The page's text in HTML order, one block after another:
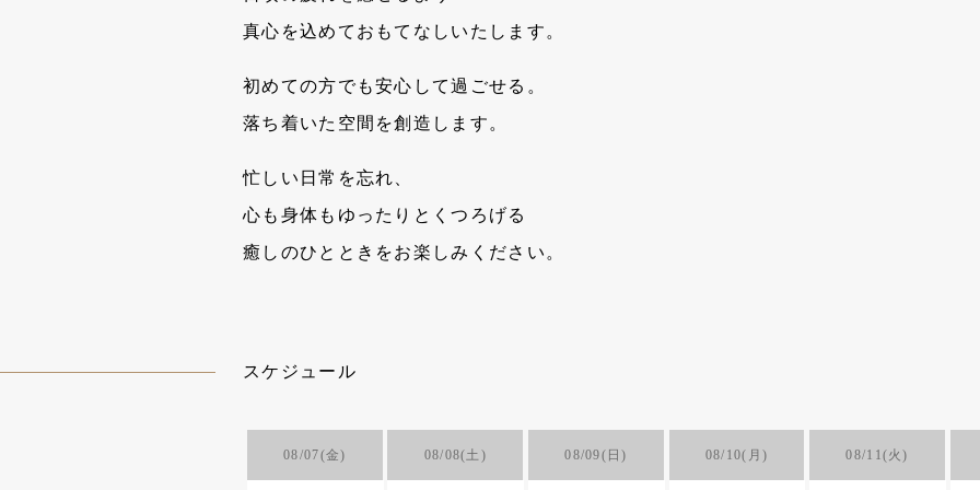
真心を込めておもてなしいたします。
初めての方でも安心して過ごせる。
落ち着いた空間を創造します。
忙しい日常を忘れ、
心も身体もゆったりとくつろげる
癒しのひとときをお楽しみください。
スケジュール
08/07(金) 08/08(土) 08/09(日) 08/10(月) 08/11(火)